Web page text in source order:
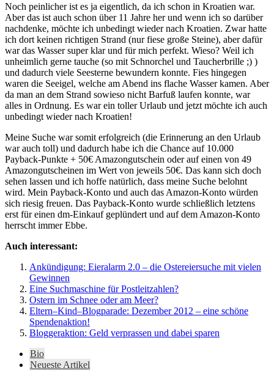
Noch peinlicher ist es ja eigentlich, da ich schon in Kroatien war.
Aber das ist auch schon über 11 Jahre her und wenn ich so darüber
nachdenke, möchte ich unbedingt wieder nach Kroatien. Zwar hatte
ich dort keinen richtigen Strand (nur fiese große Steine), aber dafür
war das Wasser super klar und für mich perfekt. Wieso? Weil ich
unheimlich gerne tauche (so mit Schnorchel und Taucherbrille ;) )
und dadurch viele Seesterne bewundern konnte. Fies hingegen
waren die Seeigel, welche am Abend ins flache Wasser kamen. Aber
da man an dem Strand sowieso nicht Barfuß laufen konnte, war
alles in Ordnung. Es war ein toller Urlaub und jetzt möchte ich auch
unbedingt wieder nach Kroatien!
Meine Suche war somit erfolgreich (die Erinnerung an den Urlaub
war auch toll) und dadurch habe ich die Chance auf 10.000
Payback-Punkte + 50€ Amazongutschein oder auf einen von 49
Amazongutscheinen im Wert von jeweils 50€. Das kann sich doch
sehen lassen und ich hoffe natürlich, dass meine Suche belohnt
wird. Mein Payback-Konto und auch das Amazon-Konto würden
sich riesig freuen. Das Payback-Konto wurde schließlich letztens
erst für einen dm-Einkauf geplündert und auf dem Amazon-Konto
herrscht immer Ebbe.
Auch interessant:
Ankündigung: Eieralarm 2.0 – die Ostereiersuche mit vielen
Gewinnen
Eine Suchmaschine für Postleitzahlen?
Ostern im Schnee oder am Meer?
Eltern–Kind–Blogparade: Dezember 2012 – eine schöne
Spendenaktion!
Bloggeraktion: Geld verprassen und dabei sparen
following
Bio
Neueste Artikel